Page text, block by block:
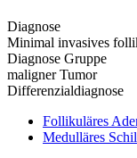
Diagnose
Minimal invasives
Diagnose Gruppe
maligner Tumor
Differenzialdiagnose
Follikuläres
Medulläres